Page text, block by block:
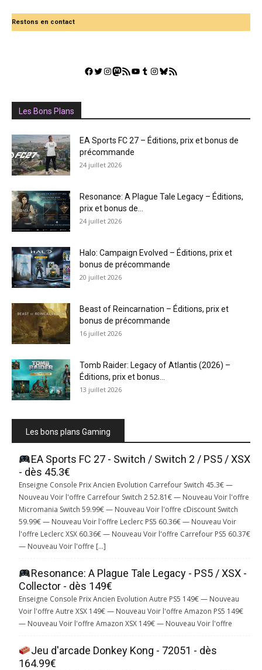
Restons en contact
Facebook
Twitter
Instagram
Mastodon
Flux RSSYouTube
Tumblr
Instagram
Bluesky
GestGame
Les Bons Plans
EA Sports FC 27 – Éditions, prix et bonus de
précommande
24 juillet 2026
Resonance: A Plague Tale Legacy – Éditions,
prix et bonus de...
24 juillet 2026
Halo: Campaign Evolved – Éditions, prix et
bonus de précommande
20 juillet 2026
Beast of Reincarnation – Éditions, prix et
bonus de précommande
16 juillet 2026
Tomb Raider: Legacy of Atlantis (2026) –
Éditions, prix et bonus...
13 juillet 2026
Les bons plans Gaming
EA Sports FC 27 - Switch / Switch 2 / PS5 / XSX
- dès 45.3€
Enseigne Console Prix Ancien Evolution Carrefour Switch 45.3€ —
Nouveau Voir l'offre Carrefour Switch 2 52.81€ — Nouveau Voir l'offre
Micromania Switch 59.99€ — Nouveau Voir l'offre cDiscount Switch
59.99€ — Nouveau Voir l'offre Leclerc PS5 60.36€ — Nouveau Voir
l'offre Leclerc XSX 60.36€ — Nouveau Voir l'offre Carrefour PS5 60.37€
— Nouveau Voir l'offre […]
Resonance: A Plague Tale Legacy - PS5 / XSX -
Collector - dès 149€
Enseigne Console Prix Ancien Evolution Autre PS5 149€ — Nouveau
Voir l'offre Autre XSX 149€ — Nouveau Voir l'offre Amazon PS5 149€
— Nouveau Voir l'offre Amazon XSX 149€ — Nouveau Voir l'offre
Jeu d'arcade Donkey Kong - 72051 - dès
164.99€